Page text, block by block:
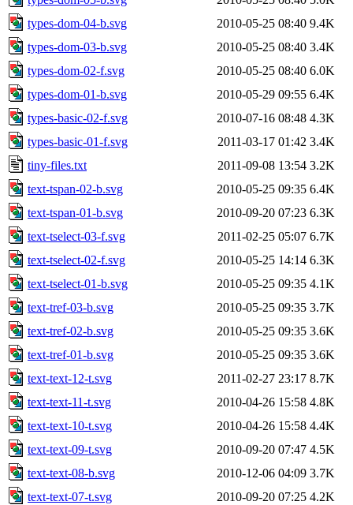
types-dom-04-b.svg
2010-05-25 08:40 9.4K
types-dom-03-b.svg
2010-05-25 08:40 3.4K
types-dom-02-f.svg
2010-05-25 08:40 6.0K
types-dom-01-b.svg
2010-05-29 09:55 6.4K
types-basic-02-f.svg
2010-07-16 08:48 4.3K
types-basic-01-f.svg
2011-03-17 01:42 3.4K
tiny-files.txt
2011-09-08 13:54 3.2K
text-tspan-02-b.svg
2010-05-25 09:35 6.4K
text-tspan-01-b.svg
2010-09-20 07:23 6.3K
text-tselect-03-f.svg
2011-02-25 05:07 6.7K
text-tselect-02-f.svg
2010-05-25 14:14 6.3K
text-tselect-01-b.svg
2010-05-25 09:35 4.1K
text-tref-03-b.svg
2010-05-25 09:35 3.7K
text-tref-02-b.svg
2010-05-25 09:35 3.6K
text-tref-01-b.svg
2010-05-25 09:35 3.6K
text-text-12-t.svg
2011-02-27 23:17 8.7K
text-text-11-t.svg
2010-04-26 15:58 4.8K
text-text-10-t.svg
2010-04-26 15:58 4.4K
text-text-09-t.svg
2010-09-20 07:47 4.5K
text-text-08-b.svg
2010-12-06 04:09 3.7K
text-text-07-t.svg
2010-09-20 07:25 4.2K